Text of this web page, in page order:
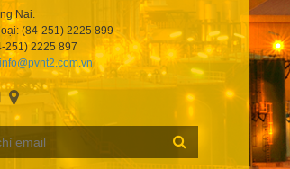
Nai.
(84-251) 2225 899
251) 2225 897
info@pvnt2.com.vn